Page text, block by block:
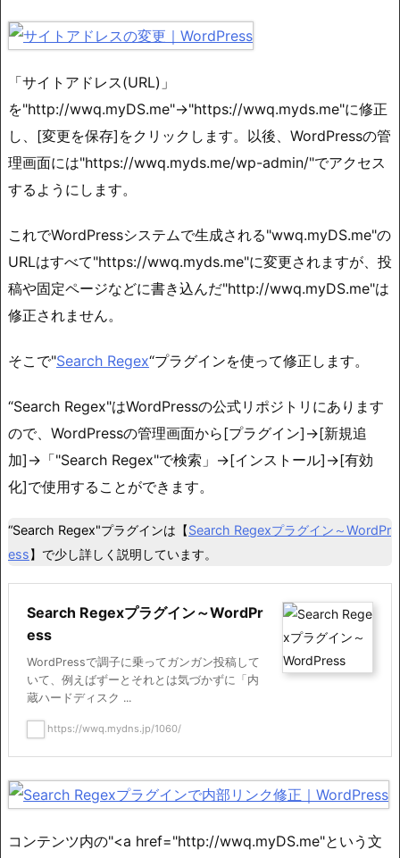
「サイトアドレス(URL)」
を"http://wwq.myDS.me"→"https://wwq.myds.me"に修正
し、[変更を保存]をクリックします。以後、WordPressの管
理画面には"https://wwq.myds.me/wp-admin/"でアクセス
するようにします。
これでWordPressシステムで生成される"wwq.myDS.me"の
URLはすべて"https://wwq.myds.me"に変更されますが、投
稿や固定ページなどに書き込んだ"http://wwq.myDS.me"は
修正されません。
そこで"Search Regex“プラグインを使って修正します。
“Search Regex"はWordPressの公式リポジトリにあります
ので、WordPressの管理画面から[プラグイン]→[新規追
加]→「"Search Regex"で検索」→[インストール]→[有効
化]で使用することができます。
“Search Regex"プラグインは【Search Regexプラグイン～WordPr
ess】で少し詳しく説明しています。
Search Regexプラグイン～WordPr
ess
WordPressで調子に乗ってガンガン投稿して
いて、例えばずーとそれとは気づかずに「内
蔵ハードディスク ...
https://wwq.mydns.jp/1060/
コンテンツ内の"<a href="http://wwq.myDS.me"という文